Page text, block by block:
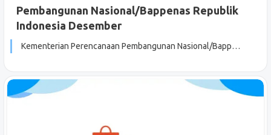
Pembangunan Nasional/Bappenas Republik
Indonesia Desember
Kementerian Perencanaan Pembangunan Nasional/Bapp…